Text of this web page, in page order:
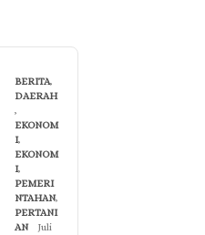
BERITA,
DAERAH
,
EKONOM
I,
EKONOM
I,
PEMERI
NTAHAN,
PERTANI
AN
Juli